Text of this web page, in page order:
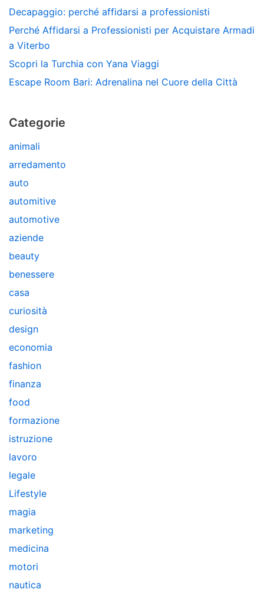
Decapaggio: perché affidarsi a professionisti
Perché Affidarsi a Professionisti per Acquistare Armadi
a Viterbo
Scopri la Turchia con Yana Viaggi
Escape Room Bari: Adrenalina nel Cuore della Città
Categorie
animali
arredamento
auto
automitive
automotive
aziende
beauty
benessere
casa
curiosità
design
economia
fashion
finanza
food
formazione
istruzione
lavoro
legale
Lifestyle
magia
marketing
medicina
motori
nautica